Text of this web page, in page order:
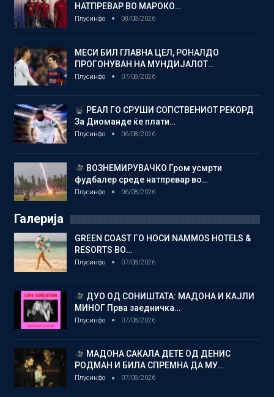
НАТПРЕВАР ВО МАРОКО…
Плусинфо 08/08/2026
МЕСИ БИЛ ГЛАВНА ЦЕЛ, РОНАЛДО
ПРОГОНУВАН НА МУНДИЈАЛОТ…
Плусинфо 07/08/2026
РЕАЛ ГО СРУШИ СОПСТВЕНИОТ РЕКОРД
За Диоманде ќе плати…
Плусинфо 06/08/2026
ВОЗНЕМИРУВАЧКО Гром усмрти
фудбалер среде натпревар во…
Плусинфо 06/08/2026
Галерија
GREEN COAST ГО НОСИ NAMMOS HOTELS &
RESORTS ВО…
Плусинфо 07/08/2026
ДУО ОД СОНИШТАТА: МАДОНА И КАЈЛИ
МИНОГ Прва заедничка…
Плусинфо 07/08/2026
МАДОНА САКАЛА ДЕТЕ ОД ДЕНИС
РОДМАН И БИЛА СПРЕМНА ДА МУ…
Плусинфо 07/08/2026